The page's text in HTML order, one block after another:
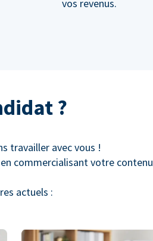
vos revenus.
?
travailler avec vous !
commercialisant votre contenu
actuels :